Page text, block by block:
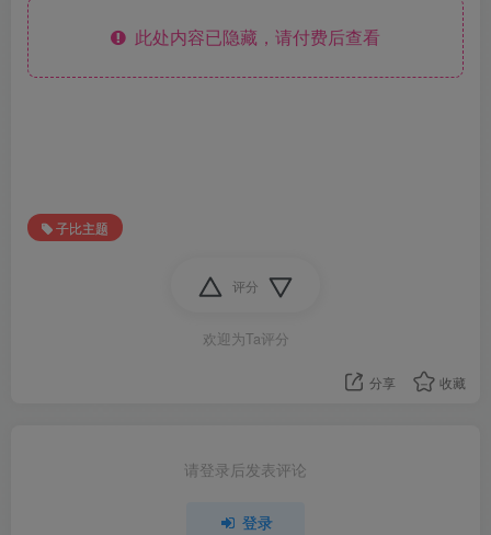
此处内容已隐藏，请付费后查看
子比主题
评分
欢迎为Ta评分
分享 收藏
请登录后发表评论
登录